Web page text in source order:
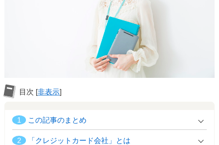
目次 [非表示]
1 この記事のまとめ
2 「クレジットカード会社」とは